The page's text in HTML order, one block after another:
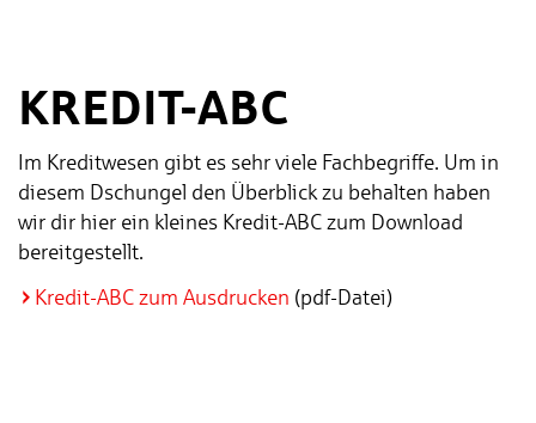
KREDIT-ABC
Im Kreditwesen gibt es sehr viele Fachbegriffe. Um in
diesem Dschungel den Überblick zu behalten haben
wir dir hier ein kleines Kredit-ABC zum Download
bereitgestellt.
Kredit-ABC zum Ausdrucken (pdf-Datei)